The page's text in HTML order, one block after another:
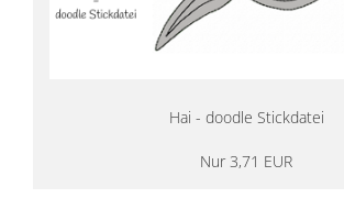
Hai - doodle Stickdatei
Nur 3,71 EUR